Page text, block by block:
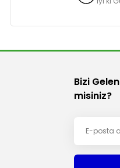
Bizi
misiniz?